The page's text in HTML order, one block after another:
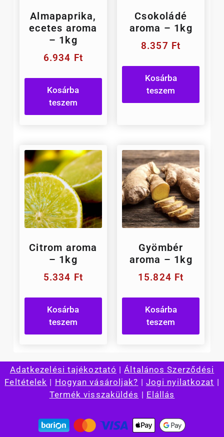
Almapaprika,
ecetes aroma
– 1kg
6.934 Ft
Kosárba
teszem
Csokoládé
aroma – 1kg
8.357 Ft
Kosárba
teszem
Citrom aroma
– 1kg
5.334 Ft
Kosárba
teszem
Gyömbér
aroma – 1kg
15.824 Ft
Kosárba
teszem
Adatkezelési tajékoztató |Általános Szerződési
Feltételek | Hogyan vásároljak? | Jogi nyilatkozat |
Termék visszaküldés | Elállás